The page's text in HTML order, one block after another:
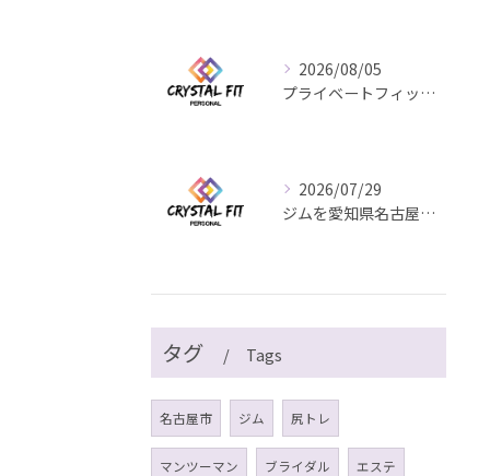
2026/08/05
プライベートフィットネスジムメニューで丸の内の理想ボディを目指す現実的な減量法
2026/07/29
ジムを愛知県名古屋市中区丸の内で選ぶ際の失敗しない比較ポイント徹底ガイド
タグ Tags
名古屋市 ジム 尻トレ
マンツーマン ブライダル エステ